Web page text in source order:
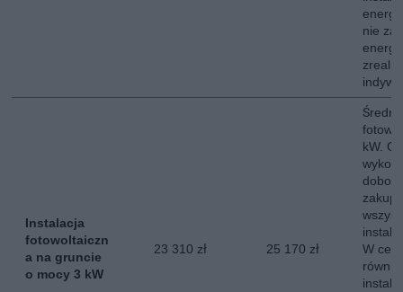
nie
Instalacja
fotowoltaiczn
a na gruncie
o mocy 3 kW
23 310 zł 25 170 zł
Średni
kW.
W